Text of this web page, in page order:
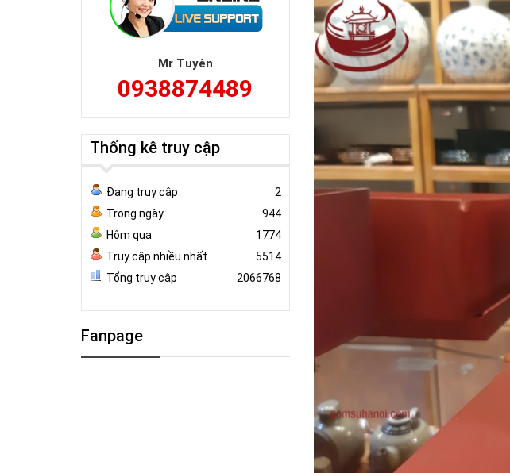
Mr Tuyên
0938874489
Thống kê truy cập
Đang truy cập
2
Trong ngày
944
Hôm qua
1774
Truy cập nhiều nhất
5514
Tổng truy cập
2066768
Fanpage